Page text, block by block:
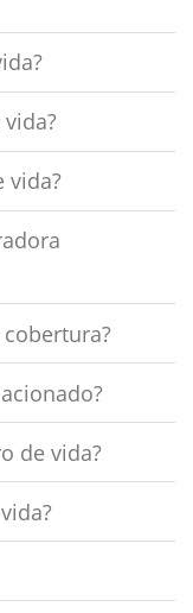
vida?
de vida?